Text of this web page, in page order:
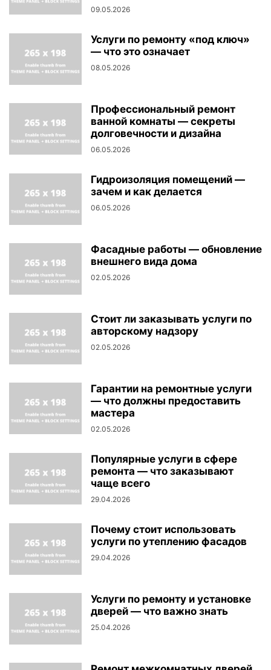
09.05.2026
Услуги по ремонту «под ключ»
— что это означает
08.05.2026
Профессиональный ремонт
ванной комнаты — секреты
долговечности и дизайна
06.05.2026
Гидроизоляция помещений —
зачем и как делается
06.05.2026
Фасадные работы — обновление
внешнего вида дома
02.05.2026
Стоит ли заказывать услуги по
авторскому надзору
02.05.2026
Гарантии на ремонтные услуги
— что должны предоставить
мастера
02.05.2026
Популярные услуги в сфере
ремонта — что заказывают
чаще всего
29.04.2026
Почему стоит использовать
услуги по утеплению фасадов
29.04.2026
Услуги по ремонту и установке
дверей — что важно знать
25.04.2026